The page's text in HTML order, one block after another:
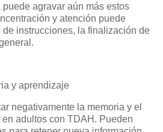
agravar aún más estos
y atención puede
instrucciones, la finalización de
y aprendizaje
negativamente la memoria y el
adultos con TDAH. Pueden